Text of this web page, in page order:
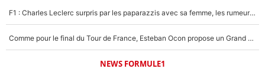
F1 : Charles Leclerc surpris par les paparazzis avec sa femme, les rumeurs étaient vraies !
Comme pour le final du Tour de France, Esteban Ocon propose un Grand Prix de Formule 1 à Paris : «Autour de l’Arc de Triomphe, ce serait génial» !
NEWS FORMULE1